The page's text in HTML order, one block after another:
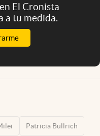
en El Cronista
a tu medida.
Patricia Bullrich